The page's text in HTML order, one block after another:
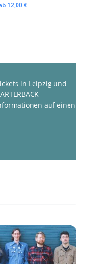
12,00€
in Leipzig und
auf einen